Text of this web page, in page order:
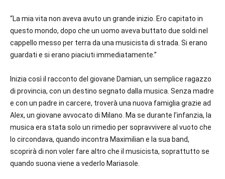
“La mia vita non aveva avuto un grande inizio. Ero capitato in
questo mondo, dopo che un uomo aveva buttato due soldi nel
cappello messo per terra da una musicista di strada. Si erano
guardati e si erano piaciuti immediatamente.”
Inizia così il racconto del giovane Damian, un semplice ragazzo
di provincia, con un destino segnato dalla musica. Senza madre
e con un padre in carcere, troverà una nuova famiglia grazie ad
Alex, un giovane avvocato di Milano. Ma se durante l’infanzia, la
musica era stata solo un rimedio per sopravvivere al vuoto che
lo circondava, quando incontra Maximilian e la sua band,
scoprirà di non voler fare altro che il musicista, soprattutto se
quando suona viene a vederlo Mariasole.